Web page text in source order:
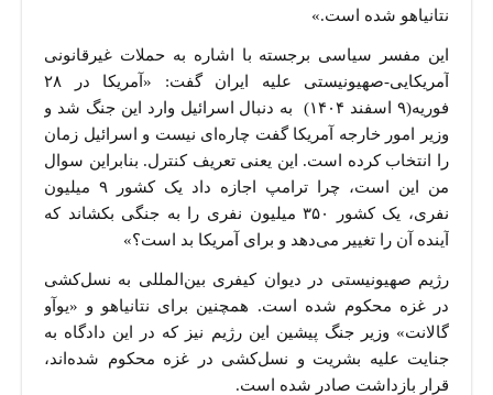
نتانیاهو شده است.»
این مفسر سیاسی برجسته با اشاره به حملات غیرقانونی
آمریکایی-صهیونیستی علیه ایران گفت: «آمریکا در ۲۸
فوریه(۹ اسفند ۱۴۰۴) به دنبال اسرائیل وارد این جنگ شد و
وزیر امور خارجه آمریکا گفت چاره‌ای نیست و اسرائیل زمان
را انتخاب کرده است. این یعنی تعریف کنترل. بنابراین سوال
من این است، چرا ترامپ اجازه داد یک کشور ۹ میلیون
نفری، یک کشور ۳۵۰ میلیون نفری را به جنگی بکشاند که
آینده آن را تغییر می‌دهد و برای آمریکا بد است؟»
رژیم صهیونیستی در دیوان کیفری بین‌المللی به نسل‌کشی
در غزه محکوم شده است. همچنین برای نتانیاهو و «یوآو
گالانت» وزیر جنگ پیشین این رژیم نیز که در این دادگاه به
جنایت علیه بشریت و نسل‌کشی در غزه محکوم شده‌اند،
قرار بازداشت صادر شده است.